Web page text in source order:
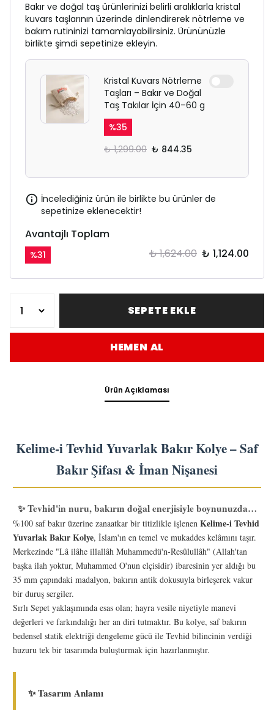
Bakır ve doğal taş ürünlerinizi belirli aralıklarla kristal
kuvars taşlarının üzerinde dinlendirerek nötrleme ve
bakım rutininizi tamamlayabilirsiniz. Ürününüzle
birlikte şimdi sepetinize ekleyin.
Kristal Kuvars Nötrleme
Taşları – Bakır ve Doğal
Taş Takılar İçin 40–60 g
%35
₺ 1,299.00 ₺ 844.35
İncelediğiniz ürün ile birlikte bu ürünler de
sepetinize eklenecektir!
Avantajlı Toplam
%31 ₺ 1,624.00 ₺ 1,124.00
SEPETE EKLE
HEMEN AL
Ürün Açıklaması
Kelime-i Tevhid Yuvarlak Bakır Kolye – Saf
Bakır Şifası & İman Nişanesi
✨ Tevhid'in nuru, bakırın doğal enerjisiyle boynunuzda…
%100 saf bakır üzerine zanaatkar bir titizlikle işlenen Kelime-i Tevhid
Yuvarlak Bakır Kolye, İslam'ın en temel ve mukaddes kelâmını taşır.
Merkezinde "Lâ ilâhe illallâh Muhammedü'n-Resûlullâh" (Allah'tan
başka ilah yoktur, Muhammed O'nun elçisidir) ibaresinin yer aldığı bu
35 mm çapındaki madalyon, bakırın antik dokusuyla birleşerek vakur
bir duruş sergiler.
Sırlı Sepet yaklaşımında esas olan; hayra vesile niyetiyle manevi
değerleri ve farkındalığı her an diri tutmaktır. Bu kolye, saf bakırın
bedensel statik elektriği dengeleme gücü ile Tevhid bilincinin verdiği
huzuru tek bir tasarımda buluşturmak için hazırlanmıştır.
✨ Tasarım Anlamı